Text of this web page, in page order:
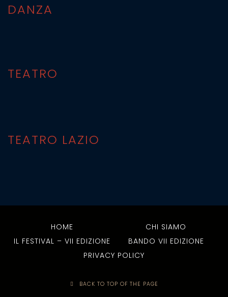
DANZA
TEATRO
TEATRO LAZIO
HOME
CHI SIAMO
IL FESTIVAL – VII EDIZIONE
BANDO VII EDIZIONE
PRIVACY POLICY
BACK TO TOP OF THE PAGE